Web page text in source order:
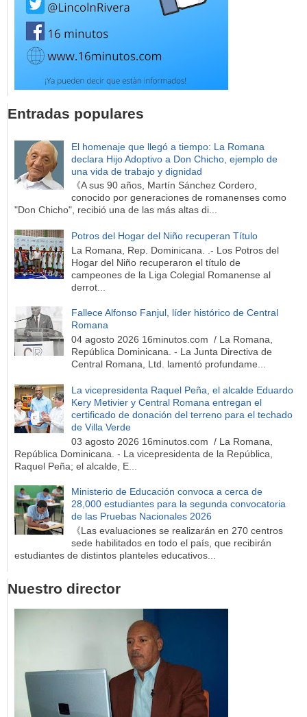
Entradas populares
El homenaje que llegó a tiempo: La Romana
declara Hijo Adoptivo a Don Chicho, ejemplo de
una vida de trabajo y dignidad
《A sus 90 años, Martín Sánchez Cordero,
conocido por generaciones de romanenses como
"Don Chicho", recibió una de las más altas di...
Potros del Hogar del Niño recuperan Título
La Romana, Rep. Dominicana. .- Los Potros del
Hogar del Niño recuperaron el título de
campeones de la Liga Colegial Romanense al
derrot...
Fallece Alfonso Fanjul, líder histórico de Central
Romana
04 agosto 2026 16minutos.com / La Romana,
República Dominicana. - La Junta Directiva de
Central Romana, Ltd. lamentó profundame...
La vicepresidenta Raquel Peña, el alcalde Eduardo
Kery Metivier y Central Romana entregan el
certificado de donación del terreno para el techado
de Villa Verde
03 agosto 2026 16minutos.com / La Romana,
República Dominicana. - La vicepresidenta de la República,
Raquel Peña; el alcalde, E...
Ministerio de Educación convoca a cerca de
28,000 estudiantes para la segunda convocatoria
de las Pruebas Nacionales 2026
《Las evaluaciones se realizarán en 270 centros
sede habilitados en todo el país, que recibirán
estudiantes de distintos planteles educativos...
Nuestro director